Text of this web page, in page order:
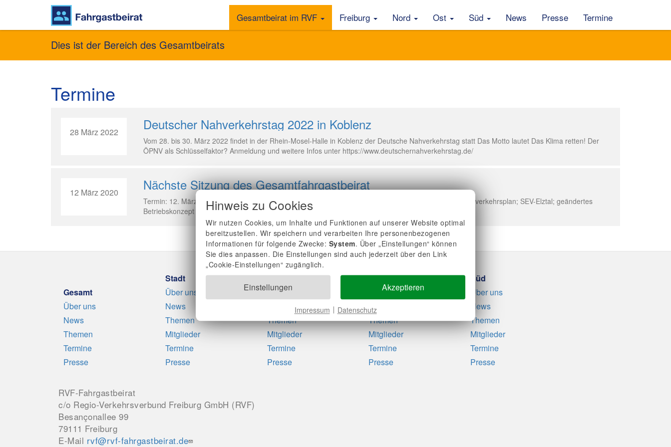
Hinweis zu Cookies
Wir nutzen Cookies, um Inhalte und Funktionen auf unserer Website optimal
bereitzustellen. Wir speichern und verarbeiten Ihre personenbezogenen
Informationen für folgende Zwecke: System. Über „Einstellungen“ können
Sie dies anpassen. Die Einstellungen sind auch jederzeit über den Link
„Cookie-Einstellungen“ zugänglich.
Einstellungen Akzeptieren
Impressum Datenschutz
Main
navigation
Gesamtbeirat im RVF Freiburg Nord Ost Süd News Presse Termine
Dies ist der Bereich des Gesamtbeirats
Termine
Deutscher Nahverkehrstag 2022 in Koblenz
Vom 28. bis 30. März 2022 findet in der Rhein-Mosel-Halle in Koblenz der Deutsche Nahverkehrstag statt Das Motto lautet Das Klima retten! Der
ÖPNV als Schlüsselfaktor? Anmeldung und weitere Infos unter https://www.deutschernahverkehrstag.de/
28 März 2022
Nächste Sitzung des Gesamtfahrgastbeirat
Termin: 12. März 2020, um 17:30 Uhr Ort: RVF-Sitzungszimmer Themen: Wahl der neuen Sprecher; Nahverkehrsplan; SEV-Elztal; geändertes
Betriebskonzept S1
12 März 2020
Gesamt
Über uns
News
Themen
Termine
Presse
Stadt
Über uns
News
Themen
Mitglieder
Termine
Presse
Nord
Über uns
Themen
Mitglieder
Termine
Presse
Ost
Über uns
News
Themen
Mitglieder
Termine
Presse
Süd
Über uns
News
Themen
Mitglieder
Termine
Presse
RVF-Fahrgastbeirat
c/o Regio-Verkehrsverbund Freiburg GmbH (RVF)
Besançonallee 99
79111 Freiburg
E-Mail rvf@rvf-fahrgastbeirat.de